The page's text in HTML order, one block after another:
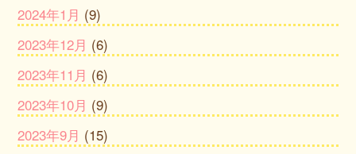
2024年1月 (9)
2023年12月 (6)
2023年11月 (6)
2023年10月 (9)
2023年9月 (15)